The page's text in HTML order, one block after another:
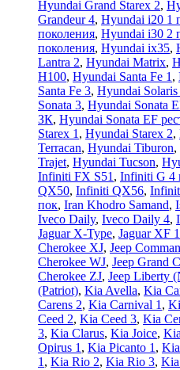
Hyundai Grand Starex 2,
Grandeur 4, Hyundai i20 1
поколения, Hyundai i30 2
поколения, Hyundai ix35,
Lantra 2, Hyundai Matrix,
H100, Hyundai Santa Fe 1 ,
Santa Fe 3, Hyundai Solaris
Sonata 3, Hyundai Sonata
ЗК, Hyundai Sonata EF
Starex 1 , Hyundai Starex 2,
Terracan, Hyundai Tiburon,
Trajet, Hyundai Tucson,
Infiniti FX S51 , Infiniti G 4
QX50, Infiniti QX56,
пок, Iran Khodro Samand,
Iveco Daily, Iveco Daily 4,
Jaguar X-Type, Jaguar XF 1
Cherokee XJ, Jeep
Cherokee WJ, Jeep Grand
Cherokee ZJ, Jeep Liberty
(Patriot), Kia Avella, Kia
Carens 2, Kia Carnival 1 ,
Ceed 2, Kia Ceed 3, Kia
3, Kia Clarus, Kia Joice,
Opirus 1 , Kia Picanto 1 ,
1 , Kia Rio 2, Kia Rio 3,